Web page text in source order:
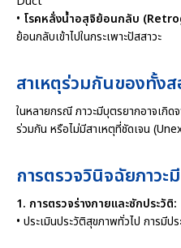
• โรคหลั่งน้ำอสุจิย้อนกลับ
ย้อนกลับเข้าไปในกระเพาะปัสสาวะ
สาเหตุร่วมกันของทั้ง
ในหลายกรณี ภาวะมีบุตรยากอาจเกิ
ร่วมกัน หรือไม่มีสาเหตุที่ชัดเจน
การตรวจวินิจฉัยภาวะ
1. การตรวจร่างกายและซักประวัติ:
• ประเมินประวัติสุขภาพทั่วไป การมีป